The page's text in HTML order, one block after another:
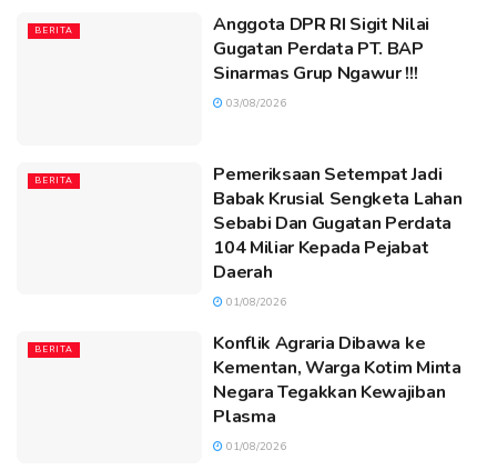
BERITA
Anggota DPR RI Sigit Nilai
Gugatan Perdata PT. BAP
Sinarmas Grup Ngawur !!!
03/08/2026
BERITA
Pemeriksaan Setempat Jadi
Babak Krusial Sengketa Lahan
Sebabi Dan Gugatan Perdata
104 Miliar Kepada Pejabat
Daerah
01/08/2026
BERITA
Konflik Agraria Dibawa ke
Kementan, Warga Kotim Minta
Negara Tegakkan Kewajiban
Plasma
01/08/2026